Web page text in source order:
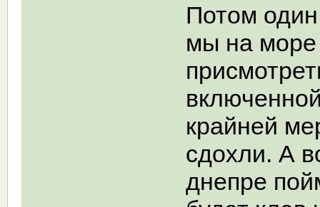
Потом
мы на море
крайней
сдохли. А
днепре